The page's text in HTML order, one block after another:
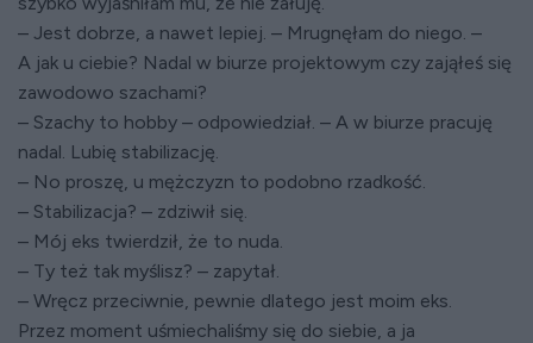
– Jest dobrze, a nawet lepiej. – Mrugnęłam do niego. –
A jak u ciebie? Nadal w biurze projektowym czy zająłeś się
zawodowo szachami?
– Szachy to hobby – odpowiedział. – A w biurze pracuję
nadal. Lubię stabilizację.
– No proszę, u mężczyzn to podobno rzadkość.
– Stabilizacja? – zdziwił się.
– Mój eks twierdził, że to nuda.
– Ty też tak myślisz? – zapytał.
– Wręcz przeciwnie, pewnie dlatego jest moim eks.
Przez moment uśmiechaliśmy się do siebie, a ja